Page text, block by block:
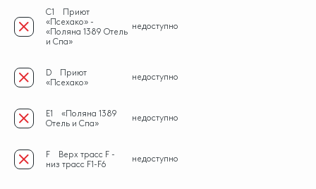
C1
Приют
«Псехако» -
«Поляна 1389 Отель
и Спа»
недоступно
D
Приют
«Псехако»
недоступно
E1
«Поляна 1389
Отель и Спа»
недоступно
F
Верх трасс F -
низ трасс F1-F6
недоступно